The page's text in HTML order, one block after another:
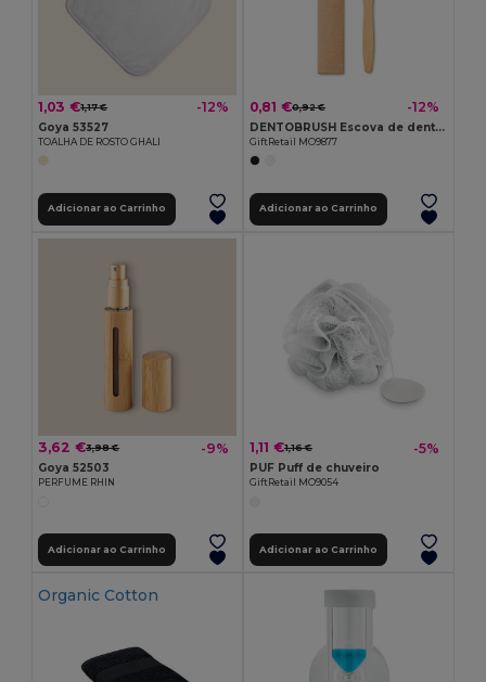
1,03 €1,17 € -12%
Goya 53527
TOALHA DE ROSTO GHALI
Adicionar ao Carrinho
0,81 €0,92 € -12%
DENTOBRUSH Escova de dentes em bambu
GiftRetail MO9877
Adicionar ao Carrinho
3,62 €3,98 € -9%
Goya 52503
PERFUME RHIN
Adicionar ao Carrinho
1,11 €1,16 € -5%
PUF Puff de chuveiro
GiftRetail MO9054
Adicionar ao Carrinho
Organic Cotton